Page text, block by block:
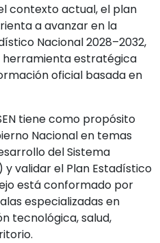
contexto actual, el plan
a avanzar en la
Nacional 2028–2032,
herramienta estratégica
oficial basada en
tiene como propósito
Nacional en temas
del Sistema
y validar el Plan Estadístico
está conformado por
especializadas en
tecnológica, salud,